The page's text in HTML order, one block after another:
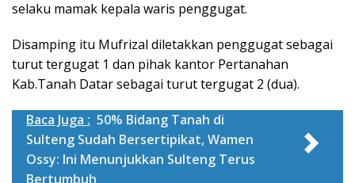
selaku mamak kepala waris penggugat.
Disamping itu Mufrizal diletakkan penggugat sebagai
turut tergugat 1 dan pihak kantor Pertanahan
Kab.Tanah Datar sebagai turut tergugat 2 (dua).
Baca Juga : 50% Bidang Tanah di
Sulteng Sudah Bersertipikat, Wamen
Ossy: Ini Menunjukkan Sulteng Terus
Bertumbuh